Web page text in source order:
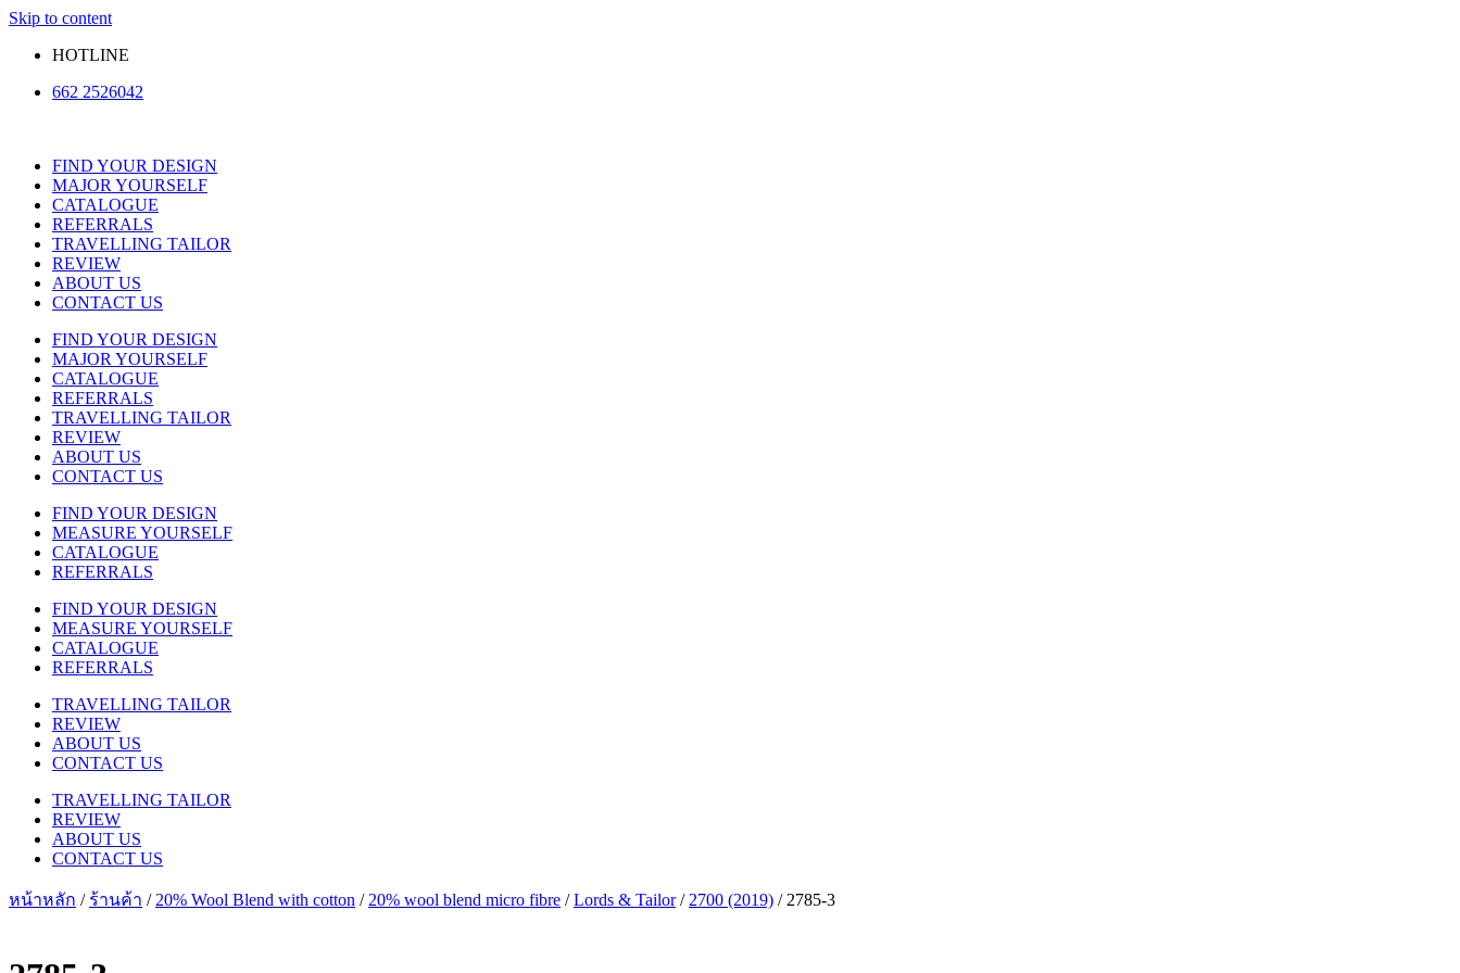
Skip to content
HOTLINE
662 2526042
FIND YOUR DESIGN
MAJOR YOURSELF
CATALOGUE
REFERRALS
TRAVELLING TAILOR
REVIEW
ABOUT US
CONTACT US
FIND YOUR DESIGN
MAJOR YOURSELF
CATALOGUE
REFERRALS
TRAVELLING TAILOR
REVIEW
ABOUT US
CONTACT US
FIND YOUR DESIGN
MEASURE YOURSELF
CATALOGUE
REFERRALS
FIND YOUR DESIGN
MEASURE YOURSELF
CATALOGUE
REFERRALS
TRAVELLING TAILOR
REVIEW
ABOUT US
CONTACT US
TRAVELLING TAILOR
REVIEW
ABOUT US
CONTACT US
หน้าหลัก / ร้านค้า / 20% Wool Blend with cotton / 20% wool blend micro fibre /Lords & Tailor/ 2700 (2019) / 2785-3